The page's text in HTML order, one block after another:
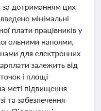
за дотриманням цих
мінімальні
плати працівників у
напоями,
для електронних
залежить від
і площі
меті підвищення
та забезпечення